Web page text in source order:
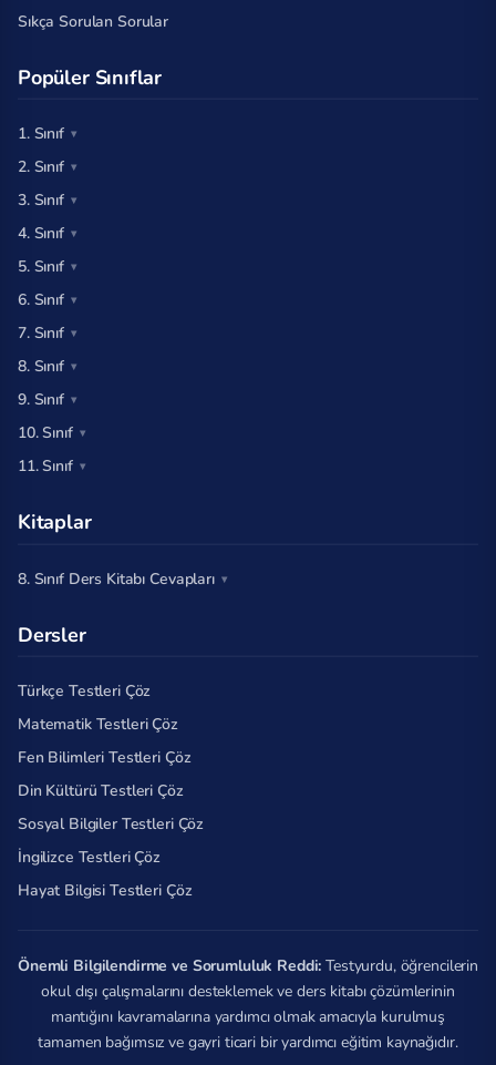
Sıkça Sorulan Sorular
Popüler Sınıflar
1. Sınıf
2. Sınıf
3. Sınıf
4. Sınıf
5. Sınıf
6. Sınıf
7. Sınıf
8. Sınıf
9. Sınıf
10. Sınıf
11. Sınıf
Kitaplar
8. Sınıf Ders Kitabı Cevapları
Dersler
Türkçe Testleri Çöz
Matematik Testleri Çöz
Fen Bilimleri Testleri Çöz
Din Kültürü Testleri Çöz
Sosyal Bilgiler Testleri Çöz
İngilizce Testleri Çöz
Hayat Bilgisi Testleri Çöz
Önemli Bilgilendirme ve Sorumluluk Reddi: Testyurdu, öğrencilerin
okul dışı çalışmalarını desteklemek ve ders kitabı çözümlerinin
mantığını kavramalarına yardımcı olmak amacıyla kurulmuş
tamamen bağımsız ve gayri ticari bir yardımcı eğitim kaynağıdır.